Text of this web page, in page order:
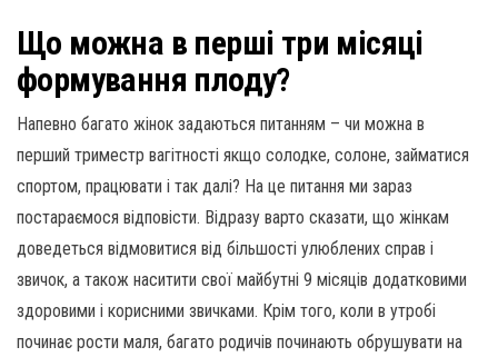
Що можна в перші три місяці
формування плоду?
Напевно багато жінок задаються питанням – чи можна в
перший триместр вагітності якщо солодке, солоне, займатися
спортом, працювати і так далі? На це питання ми зараз
постараємося відповісти. Відразу варто сказати, що жінкам
доведеться відмовитися від більшості улюблених справ і
звичок, а також наситити свої майбутні 9 місяців додатковими
здоровими і корисними звичками. Крім того, коли в утробі
починає рости маля, багато родичів починають обрушувати на